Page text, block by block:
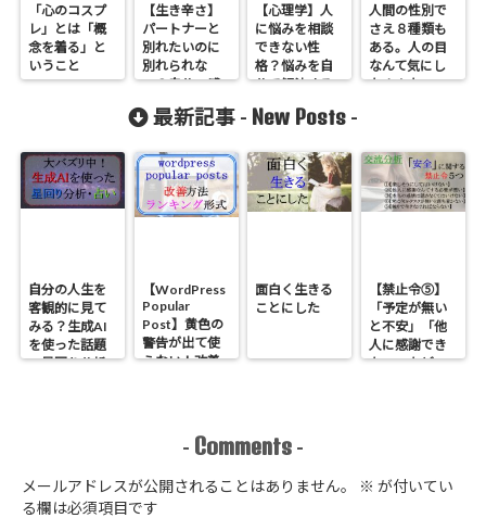
「心のコスプ
レ」とは「概
念を着る」と
いうこと
【生き辛さ】
パートナーと
別れたいのに
別れられな
い？自分の感
てしまう「防
愛心理】
【心理学】人
に悩みを相談
できない性
格？悩みを自
分で解決する
え込む】
人間の性別で
さえ８種類も
ある。人の目
なんて気にし
なさんな
最新記事 - New Posts -
自分の人生を
客観的に見て
みる？生成AI
を使った話題
の星回り分析
【WordPress
Popular
Post】黄色の
警告が出て使
えない！改善
面白く生きる
ことにした
【禁止令⑤】
「予定が無い
と不安」「他
人に感謝でき
ない」などの
- Comments -
メールアドレスが公開されることはありません。 ※ が付いてい
る欄は必須項目です